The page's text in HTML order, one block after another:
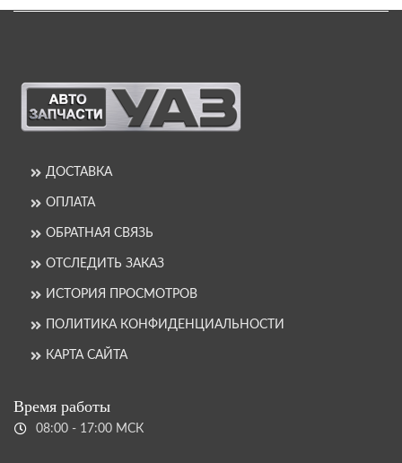
ДОСТАВКА
ОПЛАТА
ОБРАТНАЯ СВЯЗЬ
ОТСЛЕДИТЬ ЗАКАЗ
ИСТОРИЯ ПРОСМОТРОВ
ПОЛИТИКА КОНФИДЕНЦИАЛЬНОСТИ
КАРТА САЙТА
Время работы
08:00 - 17:00 МСК